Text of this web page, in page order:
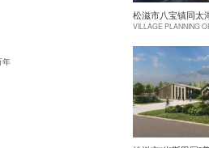
年
松滋市八宝镇同太